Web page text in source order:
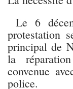
Le 6
protestation
principal de
la
convenue
police.